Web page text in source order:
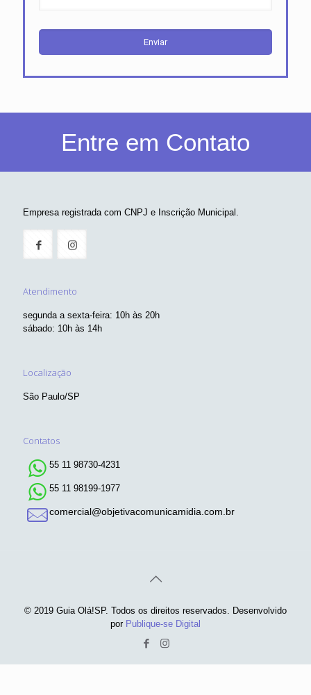
Entre em Contato
Empresa registrada com CNPJ e Inscrição Municipal.
Atendimento
segunda a sexta-feira: 10h às 20h
sábado: 10h às 14h
Localização
São Paulo/SP
Contatos
55 11 98730-4231
55 11 98199-1977
comercial@objetivacomunicamidia.com.br
© 2019 Guia Olá!SP. Todos os direitos reservados. Desenvolvido
por Publique-se Digital